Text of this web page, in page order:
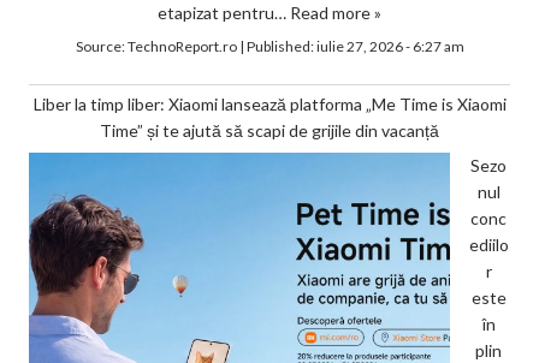
etapizat pentru… Read more »
Source:TechnoReport.ro| Published:iulie 27, 2026 - 6:27 am
Liber la timp liber: Xiaomi lansează platforma „Me Time is Xiaomi
Time” și te ajută să scapi de grijile din vacanță
Sezo
nul
conc
ediilo
r
este
în
plin